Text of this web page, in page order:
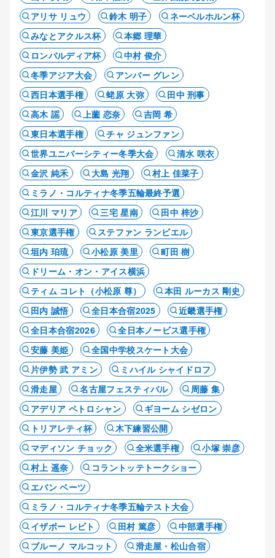
アリサ リュウ
鈴木 明子
ネーベルホルン杯
みなとアクルス杯
本郷 理華
ロンバルディア杯
中村 俊介
冬季アジア大会
アンバー グレン
西日本選手権
蛯原 大弥
田中 刑事
高木 謡
上薗 恋奈
吉岡 希
東日本選手権
チャ ジュンファン
世界ユニバーシティー冬季大会
清水 咲衣
金沢 純禾
大島 光翔
村上 佳菜子
ミラノ・コルティナ冬季五輪最終予選
江川 マリア
三宅 星南
田中 梓沙
東京選手権
ステファン ランビエル
垣内 珀琉
小松原 美里
町田 樹
ドリーム・オン・アイス横浜
ティム コレト（小松原 尊）
本田 ルーカス 剛史
田内 誠悟
全日本合宿2025
近畿選手権
全日本合宿2026
全日本ノービス選手権
安藤 美姫
全国中学校スケート大会
片伊勢 武 アミン
ミハイル シャイドロフ
滑走屋
名古屋フェスティバル
周藤 集
アデリア ペトロシャン
ギヨーム シゼロン
トリアレティ杯
木下練習公開
マディソン チョック
全米選手権
小塚 崇彦
村上 遥奈
コラントッテトークショー
エバン ベーツ
ミラノ・コルティナ冬季五輪テスト大会
イザボー レビト
田村 篤彦
中部選手権
ブルーノ マルコット
滑走屋・松山合宿